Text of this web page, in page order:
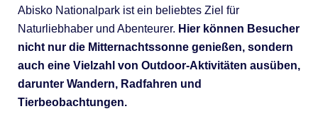
Abisko Nationalpark ist ein beliebtes Ziel für
Naturliebhaber und Abenteurer. Hier können Besucher
nicht nur die Mitternachtssonne genießen, sondern
auch eine Vielzahl von Outdoor-Aktivitäten ausüben,
darunter Wandern, Radfahren und
Tierbeobachtungen.